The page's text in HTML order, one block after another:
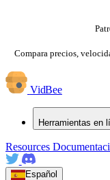
Compara precios,
VidBee
Herramientas en
Resources
Español